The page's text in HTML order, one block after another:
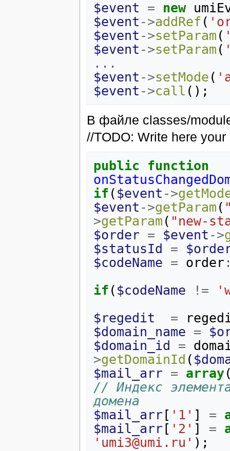
$event = new
$event ->addRef (
$event ->setParam (
$event ->setParam (
...
$event ->setMode (
$event ->call ();
В файле classes/
//TODO: Write here
public
function
if ( $event ->
$event ->getParam (
>getParam ( "new-
$order = $event ->
$statusId
=
$codeName = order
if ( $codeName !=
$regedit
=
$domain_name =
$domain_id
=
>getDomainId (
$mail_arr = array
// Индекс
домена
$mail_arr [ '1' ] =
$mail_arr [ '2' ] =
'umi3@umi.ru' );